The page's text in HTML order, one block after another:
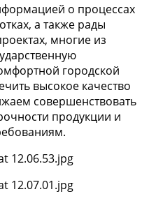
о процессах
а также рады
многие из
городской
высокое качество
совершенствовать
продукции и